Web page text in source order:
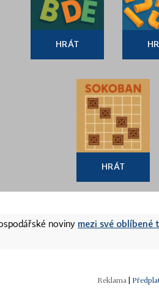
HRÁT
HRÁT
noviny mezi své oblíbené
|